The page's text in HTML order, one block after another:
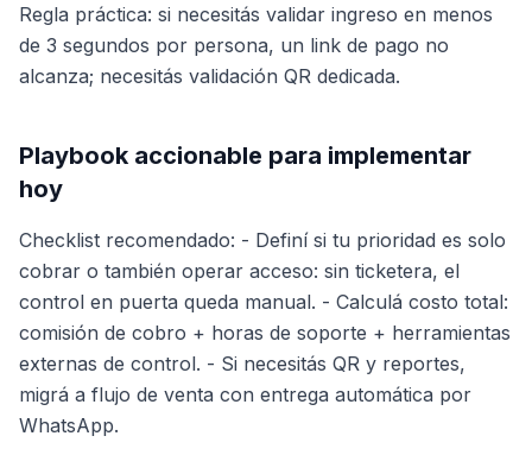
Regla práctica: si necesitás validar ingreso en menos
de 3 segundos por persona, un link de pago no
alcanza; necesitás validación QR dedicada.
Playbook accionable para implementar
hoy
Checklist recomendado: - Definí si tu prioridad es solo
cobrar o también operar acceso: sin ticketera, el
control en puerta queda manual. - Calculá costo total:
comisión de cobro + horas de soporte + herramientas
externas de control. - Si necesitás QR y reportes,
migrá a flujo de venta con entrega automática por
WhatsApp.